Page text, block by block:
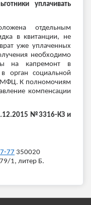
уплачивать
отдельным
в квитанции, не
уже уплаченных
необходимо
на капремонт в
социальной
МФЦ. К полномочиям
компенсации
№3316-КЗ и
77 350020
1, литер Б.